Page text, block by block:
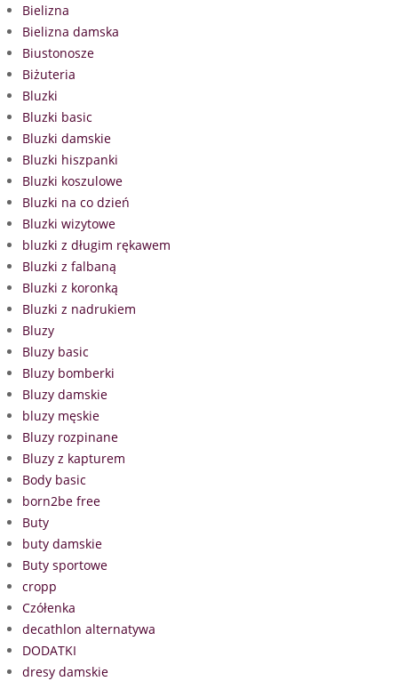
Bielizna
Bielizna damska
Biustonosze
Biżuteria
Bluzki
Bluzki basic
Bluzki damskie
Bluzki hiszpanki
Bluzki koszulowe
Bluzki na co dzień
Bluzki wizytowe
bluzki z długim rękawem
Bluzki z falbaną
Bluzki z koronką
Bluzki z nadrukiem
Bluzy
Bluzy basic
Bluzy bomberki
Bluzy damskie
bluzy męskie
Bluzy rozpinane
Bluzy z kapturem
Body basic
born2be free
Buty
buty damskie
Buty sportowe
cropp
Czółenka
decathlon alternatywa
DODATKI
dresy damskie